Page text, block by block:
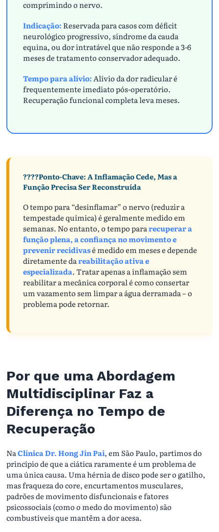
comprimindo o nervo.
Indicação: Reservada para casos com déficit
neurológico progressivo, síndrome da cauda
equina, ou dor intratável que não responde a 3-6
meses de tratamento conservador adequado.
Tempo para alívio:Alívio da dor radicular é
frequentemente imediato pós-operatório.
Recuperação funcional completa leva meses.
????Ponto-Chave: A Inflamação Cede, Mas a
Função Precisa Ser Reconstruída
O tempo para “desinflamar” o nervo (reduzir a
tempestade química) é geralmente medido em
semanas. No entanto, o tempo pararecuperar a
função plena, a confiança no movimento e
prevenir recidivasé medido em meses e depende
diretamente dareabilitação ativa e
especializada. Tratar apenas a inflamação sem
reabilitar a mecânica corporal é como consertar
um vazamento sem limpar a água derramada – o
problema pode retornar.
Por que uma Abordagem
Multidisciplinar Faz a
Diferença no Tempo de
Recuperação
NaClínica Dr. Hong Jin Pai, em São Paulo, partimos do
princípio de que a ciática raramente é um problema de
uma única causa. Uma hérnia de disco pode ser o gatilho,
mas fraqueza do core, encurtamentos musculares,
padrões de movimento disfuncionais e fatores
psicossociais (como o medo do movimento) são
combustíveis que mantêm a dor acesa.